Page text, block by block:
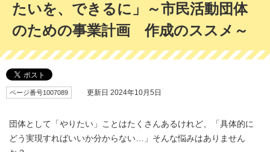
たいを、できるに」～市民活動団体
のための事業計画 作成のススメ～
ページ番号1007089 更新日 2024年10月5日
団体として「やりたい」ことはたくさんあるけれど、「具体的に
どう実現すればいいか分からない…」そんな悩みはありません